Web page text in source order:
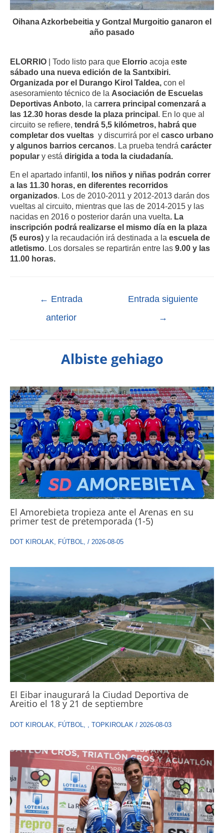
Oihana Azkorbebeitia y Gontzal Murgoitio ganaron el
año pasado
ELORRIO | Todo listo para que Elorrio acoja este
sábado una nueva edición de la Santxibiri.
Organizada por el Durango Kirol Taldea, con el
asesoramiento técnico de la Asociación de Escuelas
Deportivas Anboto, la carrera principal comenzará a
las 12.30 horas desde la plaza principal. En lo que al
circuito se refiere, tendrá 5,5 kilómetros, habrá que
completar dos vueltas y discurrirá por el casco urbano
y algunos barrios cercanos. La prueba tendrá carácter
popular y está dirigida a toda la ciudadanía.
En el apartado infantil, los niños y niñas podrán correr
a las 11.30 horas, en diferentes recorridos
organizados. Los de 2010-2011 y 2012-2013 darán dos
vueltas al circuito, mientras que las de 2014-2015 y las
nacidas en 2016 o posterior darán una vuelta. La
inscripción podrá realizarse el mismo día en la plaza
(5 euros) y la recaudación irá destinada a la escuela de
atletismo. Los dorsales se repartirán entre las 9.00 y las
11.00 horas.
← Entrada
anterior
Entrada siguiente
→
Albiste gehiago
El Amorebieta tropieza ante el Arenas en su
primer test de pretemporada (1-5)
DOT KIROLAK, FÚTBOL, / 2026-08-05
El Eibar inaugurará la Ciudad Deportiva de
Areitio el 18 y 21 de septiembre
DOT KIROLAK FÚTBOL TOPKIROLAK / 2026-08-03